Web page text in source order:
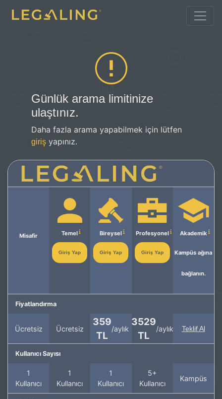
Günlük arama limitinize
ulaştınız.
Daha fazla arama yapabilmek için lütfen
giriş yapınız.
Misafir Temel
Giriş Yap
Bireysel
Giriş Yap
Profesyonel
Giriş Yap
Akademik
Kampüs ağına
bağlanın.
Fiyatlandırma
Ücretsiz Ücretsiz
359
TL
/aylık
3529
TL
/aylık Teklif Al
Kullanıcı Sayısı
1
Kullanıcı
1
Kullanıcı
1
Kullanıcı
5+
Kullanıcı
Kampüs